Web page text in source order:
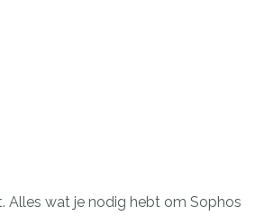
Alles wat je nodig hebt om Sophos